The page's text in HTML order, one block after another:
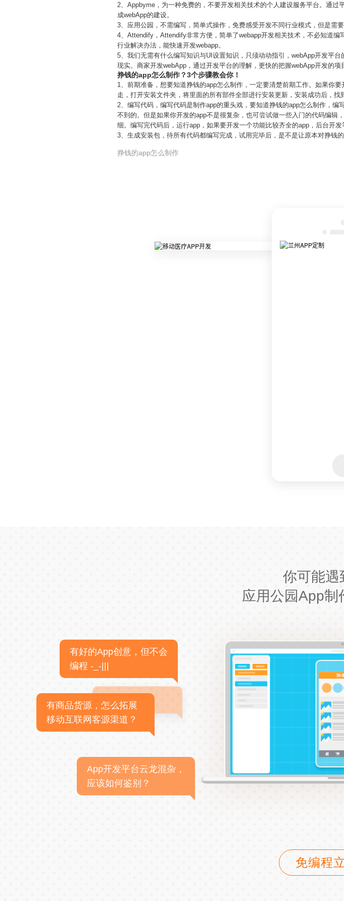
2、Appbyme，为一种免费的，不要开发相关技术的个人建设服务平台。通
成webApp的建设。
3、应用公园，不需编写，简单式操作，免费感受开发不同行业模式，但是需要
4、Attendify，Attendify非常方便，简单了webapp开发相关技术，不必知道
行业解决办法，能快速开发webapp。
5、我们无需有什么编写知识与UI设置知识，只须动动指引，webApp开发平
现实。商家开发webApp，通过开发平台的理解，更快的把握webApp开发的项
挣钱的app怎么制作？3个步骤教会你！
1、前期准备，想要知道挣钱的app怎么制作，一定要清楚前期工作。如果你
走，打开安装文件夹，将里面的所有部件全部进行安装更新，安装成功后，找
2、编写代码，编写代码是制作app的重头戏，要知道挣钱的app怎么制作，
不到的。但是如果你开发的app不是很复杂，也可尝试做一些入门的代码编
细。编写完代码后，运行app，如果要开发一个功能比较齐全的app，后台开发
3、生成安装包，待所有代码都编写完成，试用完毕后，是不是让原本对挣钱
挣钱的app怎么制作
你可能遇
应用公园App制
有好的App创意，但不会
编程 -_-|||
有商品货源，怎么拓展
移动互联网客源渠道？
App开发平台云龙混杂，
应该如何鉴别？
免编程